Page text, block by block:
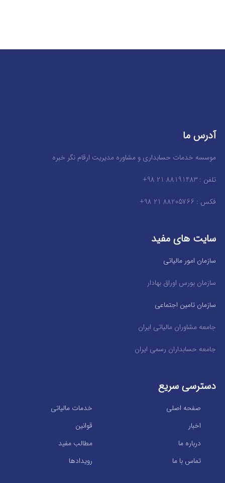
آدرس ما
موسسه خدمات حسابداری و مشاوره مدیریت ارقام نگر خبره
تلفن : 88191483 21 98+
فکس : 88205766 21 98+
سایت های مفید
سازمان امور مالیاتی
سازمان بورس اوراق بهادار
سازمان تامین اجتماعی
جامعه مشاوران مالیاتی ایران
جامعه حسابداران رسمی ایران
دسترسی سریع
خدمات مالیاتی
صفحه اصلی
قوانین
اخبار
مطالب مفید
درباره ما
رویدادها
تماس با ما